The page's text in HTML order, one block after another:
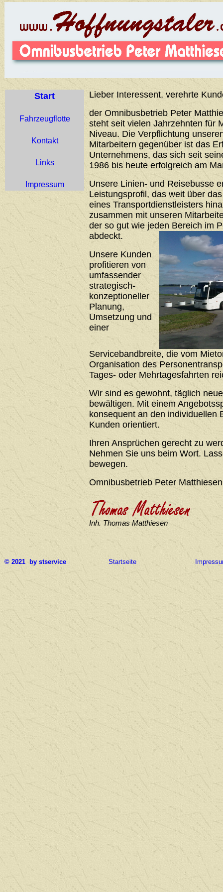
Start
Fahrzeugflotte
Kontakt
Links
Impressum
Lieber Interessent, verehrte
der Omnibusbetrieb Peter
steht seit vielen Jahrzehnten für
Niveau. Die Verpflichtung
Mitarbeitern gegenüber ist das
Unternehmens, das sich seit
1986 bis heute erfolgreich am
Unsere Linien- und Reisebusse
Leistungsprofil, das weit über
eines Transportdienstleisters
zusammen mit unseren
der so gut wie jeden Bereich im
abdeckt.
Unsere Kunden
profitieren von
umfassender
strategisch-
konzeptioneller
Planung,
Umsetzung und
einer
Servicebandbreite, die vom
Organisation des
Tages- oder Mehrtagesfahrten
Wir sind es gewohnt, täglich
bewältigen. Mit einem
konsequent an den individuellen
Kunden orientiert.
Ihren Ansprüchen gerecht zu
Nehmen Sie uns beim Wort.
bewegen.
Omnibusbetrieb Peter Matthiesen
Inh. Thomas Matthiesen
© 2021 by stservice Startseite